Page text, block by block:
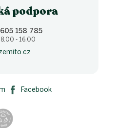
podpora
158 785
8.00 - 16.00
Facebook